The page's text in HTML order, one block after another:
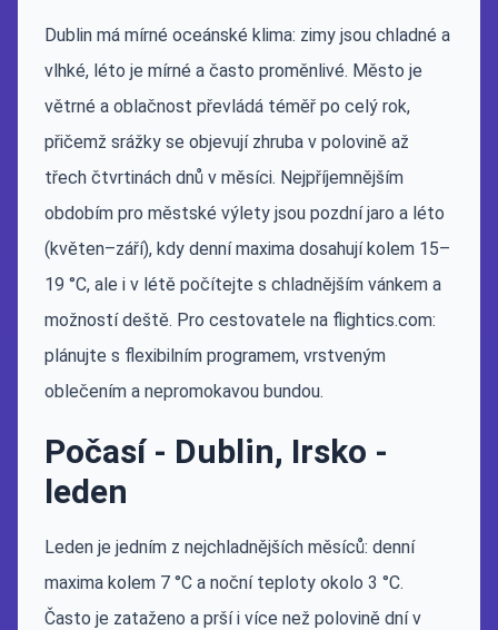
Dublin má mírné oceánské klima: zimy jsou chladné a
vlhké, léto je mírné a často proměnlivé. Město je
větrné a oblačnost převládá téměř po celý rok,
přičemž srážky se objevují zhruba v polovině až
třech čtvrtinách dnů v měsíci. Nejpříjemnějším
obdobím pro městské výlety jsou pozdní jaro a léto
(květen–září), kdy denní maxima dosahují kolem 15–
19 °C, ale i v létě počítejte s chladnějším vánkem a
možností deště. Pro cestovatele na flightics.com:
plánujte s flexibilním programem, vrstveným
oblečením a nepromokavou bundou.
Počasí - Dublin, Irsko -
leden
Leden je jedním z nejchladnějších měsíců: denní
maxima kolem 7 °C a noční teploty okolo 3 °C.
Často je zataženo a prší i více než polovině dní v